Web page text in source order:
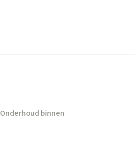
Onderhoud binnen